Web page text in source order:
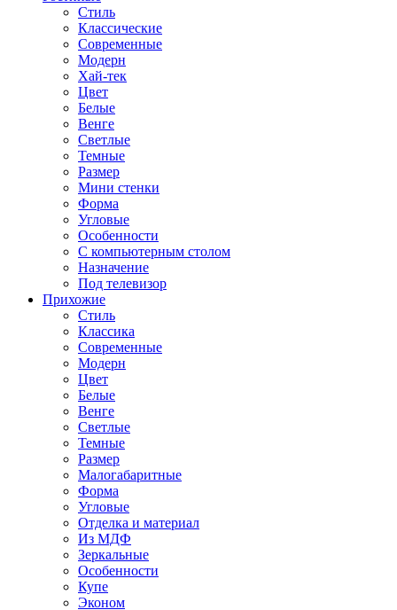
Стиль
Классические
Современные
Модерн
Хай-тек
Цвет
Белые
Венге
Светлые
Темные
Размер
Мини стенки
Форма
Угловые
Особенности
С компьютерным столом
Назначение
Под телевизор
Прихожие
Стиль
Классика
Современные
Модерн
Цвет
Белые
Венге
Светлые
Темные
Размер
Малогабаритные
Форма
Угловые
Отделка и материал
Из МДФ
Зеркальные
Особенности
Купе
Эконом